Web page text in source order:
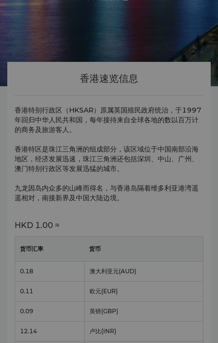
香港速览信息
香港特别行政区（HKSAR）原属英国殖民政府统治，于1997
年回归中华人民共和国，每年接待来自全球各地的数以百万计
的商务及旅游客人。
香港特区是珠江三角洲的组成部分，该区域位于中国南部沿海
地区，经济发展迅速，珠江三角洲还包括深圳、中山、广州、
澳门特别行政区等发展迅猛的城市。
九龙因岛内众多的山峰而得名，与香港岛隔着维多利亚港湾遥
遥相对，南接新界及中国大陆边境。
HKD 1.00 ≈
货币汇率 货币
0.18 澳大利亚元(AUD)
0.11 欧元(EUR)
0.09 英镑(GBP)
12.14 卢比(INR)